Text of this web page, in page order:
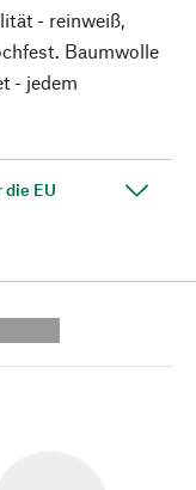
- reinweiß,
Baumwolle
- jedem
EU